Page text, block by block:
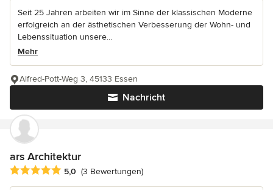
Seit 25 Jahren arbeiten wir im Sinne der klassischen Moderne
erfolgreich an der ästhetischen Verbesserung der Wohn- und
Lebenssituation unsere...
Mehr
Nachricht
Alfred-Pott-Weg 3, 45133 Essen
ars Architektur
Durchschnittliche Bewertung: 5 von 5 Sternen
5,0 (3 Bewertungen)